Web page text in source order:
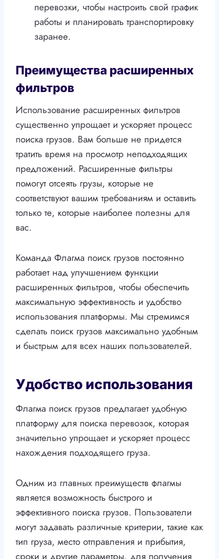
перевозки, чтобы настроить свой график
работы и планировать транспортировку
заранее.
Преимущества расширенных
фильтров
Использование расширенных фильтров
существенно упрощает и ускоряет процесс
поиска грузов. Вам больше не придется
тратить время на просмотр неподходящих
предложений. Расширенные фильтры
помогут отсеять грузы, которые не
соответствуют вашим требованиям и оставить
только те, которые наиболее полезны для
вас.
Команда Флагма поиск грузов постоянно
работает над улучшением функции
расширенных фильтров, чтобы обеспечить
максимальную эффективность и удобство
использования платформы. Мы стремимся
сделать поиск грузов максимально удобным
и быстрым для всех наших пользователей.
Удобство использования
Флагма поиск грузов предлагает удобную
платформу для поиска перевозок, которая
значительно упрощает и ускоряет процесс
нахождения подходящего груза.
Одним из главных преимуществ флагмы
является возможность быстрого и
эффективного поиска грузов. Пользователи
могут задавать различные критерии, такие как
тип груза, место отправления и прибытия,